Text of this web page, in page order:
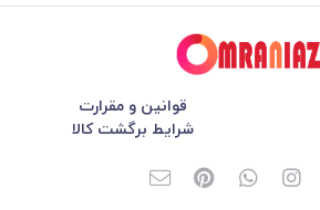
قوانین و مقرارت
شرایط برگشت کالا